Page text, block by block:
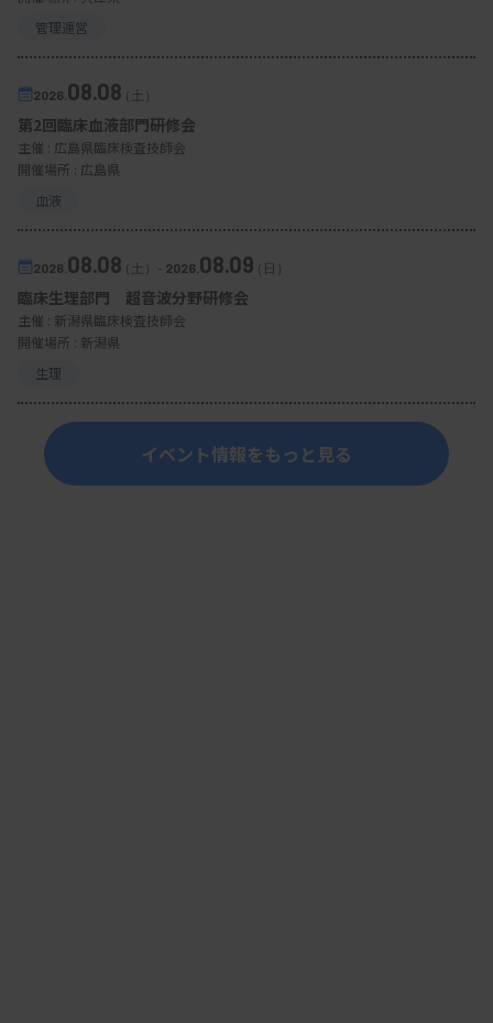
管理運営
2026. 08.08（土）
第2回臨床血液部門研修会
主催 : 広島県臨床検査技師会
開催場所 : 広島県
血液
2026. 08.08（土） - 2026. 08.09（日）
臨床生理部門 超音波分野研修会
主催 : 新潟県臨床検査技師会
開催場所 : 新潟県
生理
イベント情報をもっと見る